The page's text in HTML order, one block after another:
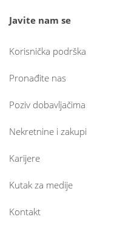
Javite nam se
Korisnička podrška
Pronađite nas
Poziv dobavljačima
Nekretnine i zakupi
Karijere
Kutak za medije
Kontakt